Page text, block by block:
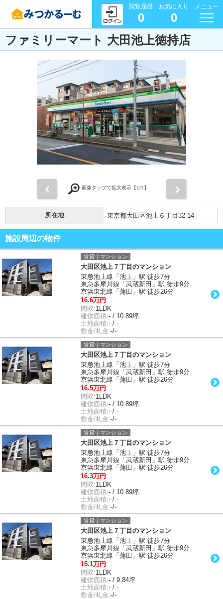
閲覧履歴
0
お気に入り
0
メニュー
ファミリーマート 大田池上徳持店
画像タップで拡大表示【1/1】
所在地 東京都大田区池上６丁目32-14
施設周辺の物件
賃貸｜マンション
大田区池上７丁目のマンション
東急池上線「池上」駅 徒歩7分
東急多摩川線「武蔵新田」駅 徒歩9分
京浜東北線「蒲田」駅 徒歩26分
16.6万円
間取:1LDK
建物面積:- / 10.89坪
土地面積:- / -
敷金/礼金:-/-
賃貸｜マンション
大田区池上７丁目のマンション
東急池上線「池上」駅 徒歩7分
東急多摩川線「武蔵新田」駅 徒歩9分
京浜東北線「蒲田」駅 徒歩26分
16.5万円
間取:1LDK
建物面積:- / 10.89坪
土地面積:- / -
敷金/礼金:-/-
賃貸｜マンション
大田区池上７丁目のマンション
東急池上線「池上」駅 徒歩7分
東急多摩川線「武蔵新田」駅 徒歩9分
京浜東北線「蒲田」駅 徒歩26分
16.3万円
間取:1LDK
建物面積:- / 10.89坪
土地面積:- / -
敷金/礼金:-/-
賃貸｜マンション
大田区池上７丁目のマンション
東急池上線「池上」駅 徒歩7分
東急多摩川線「武蔵新田」駅 徒歩9分
京浜東北線「蒲田」駅 徒歩26分
15.1万円
間取:1LDK
建物面積:- / 9.84坪
土地面積:- / -
敷金/礼金:-/-